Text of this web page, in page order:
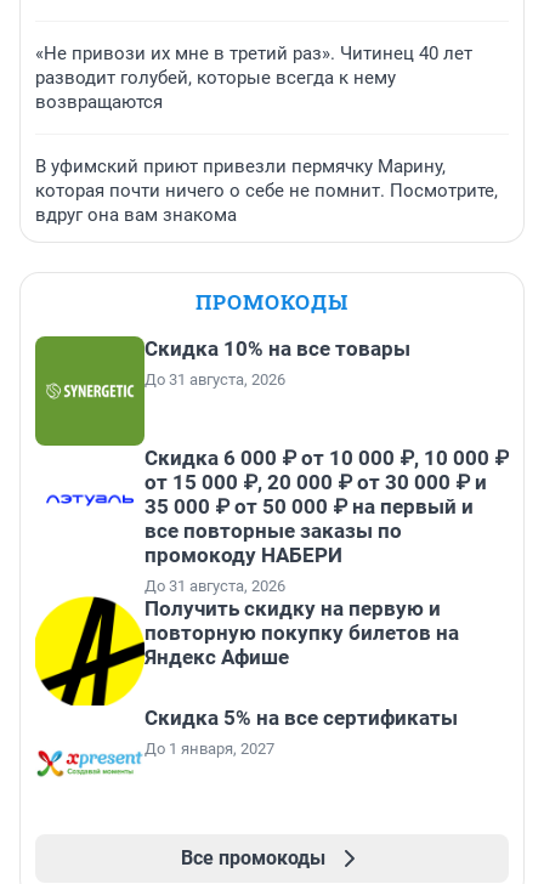
«Не привози их мне в третий раз». Читинец 40 лет
разводит голубей, которые всегда к нему
возвращаются
В уфимский приют привезли пермячку Марину,
которая почти ничего о себе не помнит. Посмотрите,
вдруг она вам знакома
ПРОМОКОДЫ
Скидка 10% на все товары
До 31 августа, 2026
Скидка 6 000 ₽ от 10 000 ₽, 10 000 ₽
от 15 000 ₽, 20 000 ₽ от 30 000 ₽ и
35 000 ₽ от 50 000 ₽ на первый и
все повторные заказы по
промокоду НАБЕРИ
До 31 августа, 2026
Получить скидку на первую и
повторную покупку билетов на
Яндекс Афише
Скидка 5% на все сертификаты
До 1 января, 2027
Все промокоды